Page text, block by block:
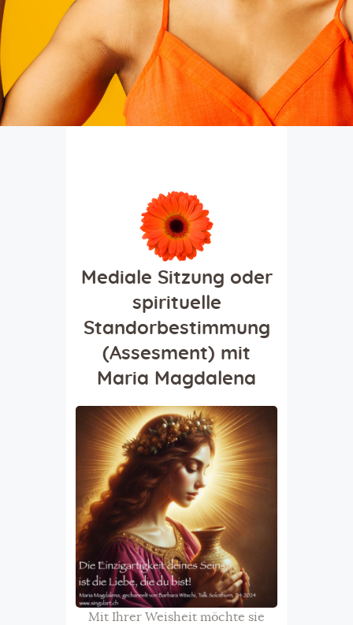
Mediale Sitzung oder
spirituelle
Standorbestimmung
(Assesment) mit
Maria Magdalena
Mit Ihrer Weisheit möchte sie